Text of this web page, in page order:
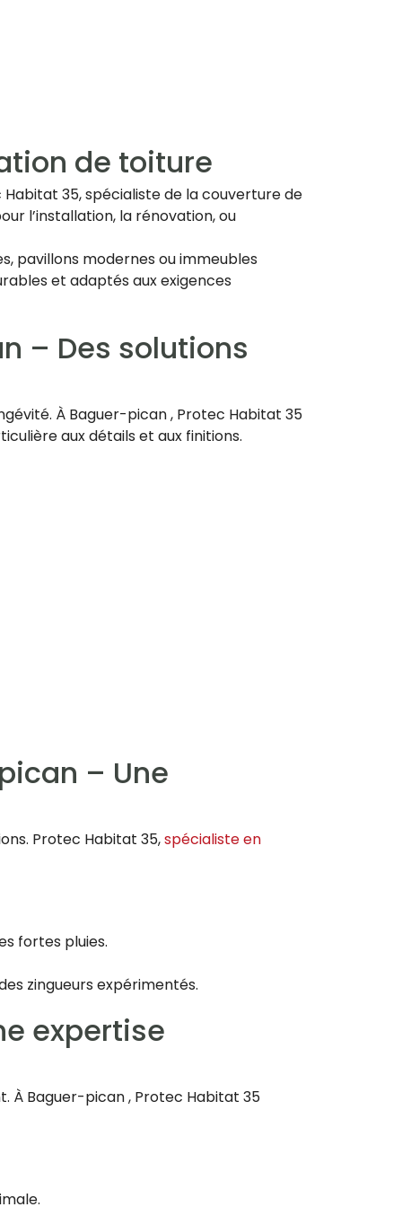
de toiture
35, spécialiste de la couverture de
l’installation, la rénovation, ou
pavillons modernes ou immeubles
et adaptés aux exigences
– Des solutions
À Baguer-pican , Protec Habitat 35
aux détails et aux finitions.
– Une
Protec Habitat 35,spécialiste en
fortes pluies.
zingueurs expérimentés.
expertise
À Baguer-pican , Protec Habitat 35